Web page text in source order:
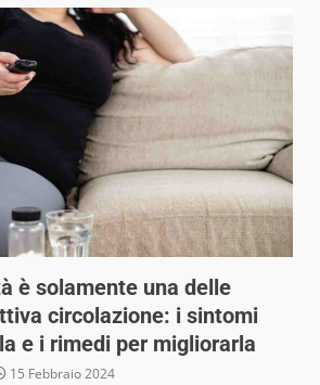
è solamente una delle
circolazione: i sintomi
e i rimedi per migliorarla
15 Febbraio 2024